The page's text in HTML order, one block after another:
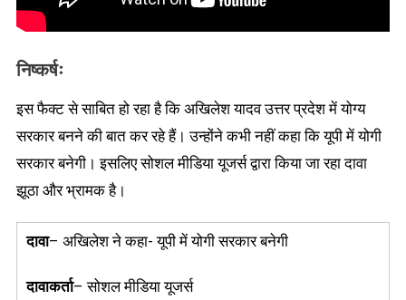
निष्कर्षः
इस फैक्ट से साबित हो रहा है कि अखिलेश यादव उत्तर प्रदेश में योग्य
सरकार बनने की बात कर रहे हैं। उन्होंने कभी नहीं कहा कि यूपी में योगी
सरकार बनेगी। इसलिए सोशल मीडिया यूजर्स द्वारा किया जा रहा दावा
झूठा और भ्रामक है।
दावा– अखिलेश ने कहा- यूपी में योगी सरकार बनेगी
दावाकर्ता– सोशल मीडिया यूजर्स